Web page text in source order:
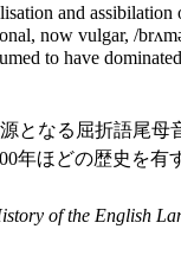
and assibilation
now vulgar, /
to have
となる屈折語尾母
年ほどの歴史を有
of the English